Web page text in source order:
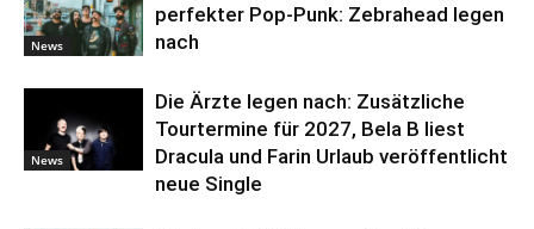
News
perfekter Pop-Punk: Zebrahead legen
nach
News
Die Ärzte legen nach: Zusätzliche
Tourtermine für 2027, Bela B liest
Dracula und Farin Urlaub veröffentlicht
neue Single